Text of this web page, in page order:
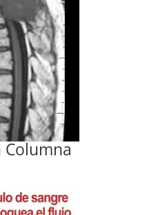
Columna